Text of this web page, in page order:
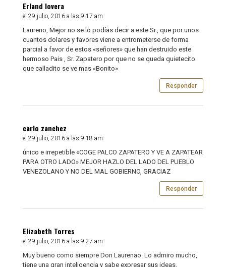
Erland lovera
el 29 julio, 2016 a las 9:17 am
Laureno, Mejor no se lo podías decir a este Sr., que por unos
cuantos dolares y favores viene a entrometerse de forma
parcial a favor de estos «señores» que han destruido este
hermoso Pais , Sr. Zapatero por que no se queda quietecito
que calladito se ve mas «Bonito»
Responder
carlo zanchez
el 29 julio, 2016 a las 9:18 am
único e irrepetible «COGE PALCO ZAPATERO Y VE A ZAPATEAR
PARA OTRO LADO» MEJOR HAZLO DEL LADO DEL PUEBLO
VENEZOLANO Y NO DEL MAL GOBIERNO, GRACIAZ
Responder
Elizabeth Torres
el 29 julio, 2016 a las 9:27 am
Muy bueno como siempre Don Laurenao. Lo admiro mucho,
tiene una gran inteligencia y sabe expresar sus ideas.